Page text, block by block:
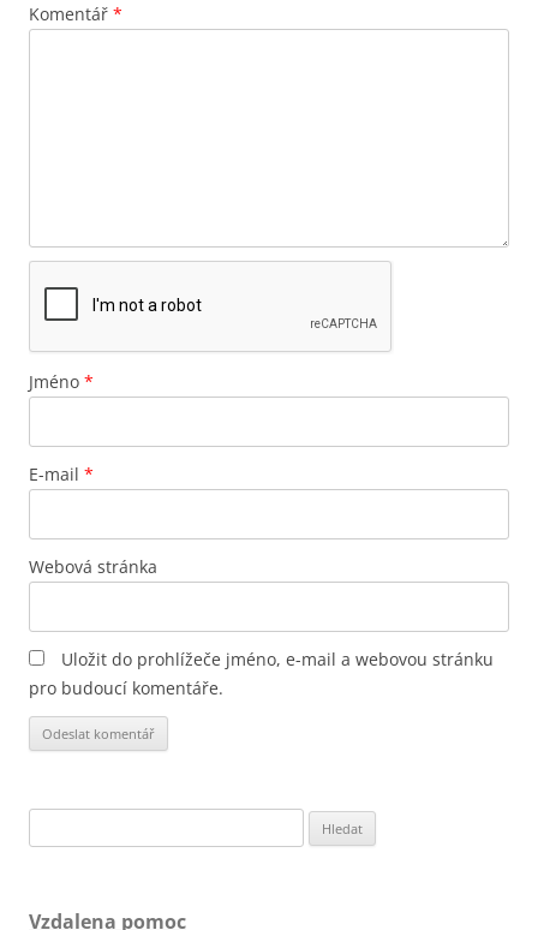
Komentář *
Jméno *
E-mail *
Webová stránka
Uložit do prohlížeče jméno, e-mail a webovou stránku
pro budoucí komentáře.
Vzdalena pomoc